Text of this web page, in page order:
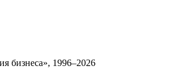
бизнеса», 1996–2026